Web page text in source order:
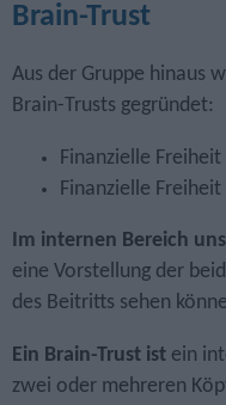
Brain-Trust
Aus der Gruppe hinaus
Brain-Trusts gegründet:
Finanzielle
Finanzielle
Im internen Bereich
eine Vorstellung der
des Beitritts sehen
Ein Brain-Trust ist ein
zwei oder mehreren